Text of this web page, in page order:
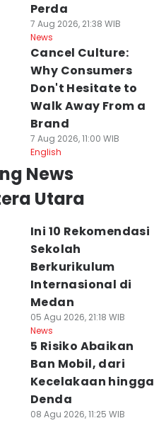
Perda
7 Aug 2026, 21:38 WIB
News
Cancel Culture:
Why Consumers
Don't Hesitate to
Walk Away From a
Brand
7 Aug 2026, 11:00 WIB
English
News
Utara
Ini 10 Rekomendasi
Sekolah
Berkurikulum
Internasional di
Medan
05 Agu 2026, 21:18 WIB
News
5 Risiko Abaikan
Ban Mobil, dari
Kecelakaan hingga
Denda
08 Agu 2026, 11:25 WIB